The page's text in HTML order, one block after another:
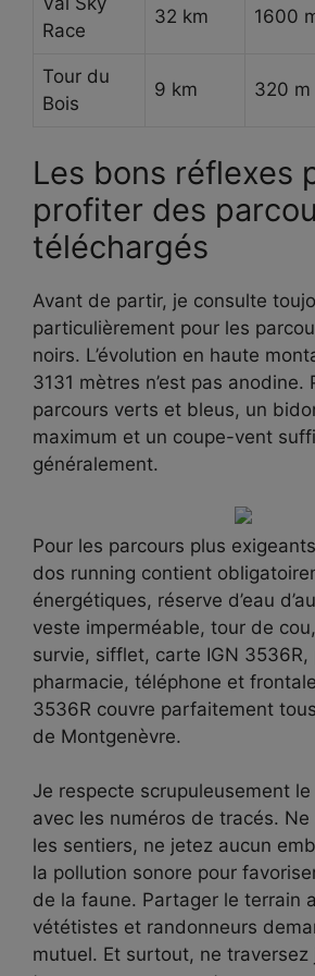
Race
32 km 1600
Tour du
Bois
9 km 320 m
Les bons réflexes
profiter des
téléchargés
Avant de partir, je consulte
particulièrement pour les
noirs. L’évolution en haute
3131 mètres n’est pas anodine.
parcours verts et bleus, un
maximum et un coupe-vent
généralement.
Pour les parcours plus
dos running contient
énergétiques, réserve d’eau
veste imperméable, tour de
survie, sifflet, carte IGN 3536R,
pharmacie, téléphone et
3536R couvre parfaitement
de Montgenèvre.
Je respecte scrupuleusement
avec les numéros de tracés.
les sentiers, ne jetez aucun
la pollution sonore pour
de la faune. Partager le terrain
vététistes et randonneurs
mutuel. Et surtout, ne traversez